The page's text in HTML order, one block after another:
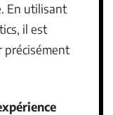
En utilisant
il est
précisément